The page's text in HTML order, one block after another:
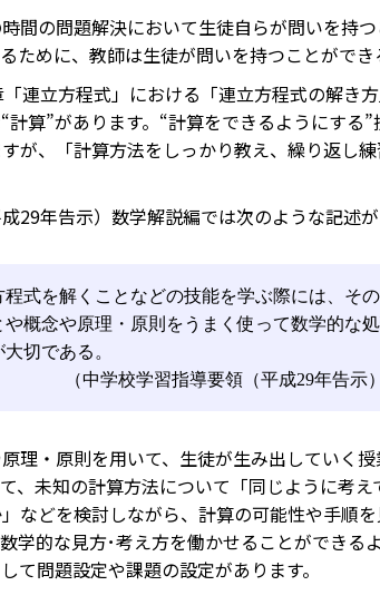
間の問題解決において生徒自らが問いを持
ために、教師は生徒が問いを持つことができ
連立方程式」における「連立方程式の解き
計算”があります。“計算をできるようにする
が、「計算方法をしっかり教え、繰り返し
29年告示）数学解説編では次のような記述が
式を解くことなどの技能を学ぶ際には、そ
概念や原理・原則をうまく使って数学的な
切である。
（中学校学習指導要領（平成29年告示
理・原則を用いて、生徒が生み出していく
、未知の計算方法について「同じように考
などを検討しながら、計算の可能性や手順
学的な見方･考え方を働かせることができる
て問題設定や課題の設定があります。